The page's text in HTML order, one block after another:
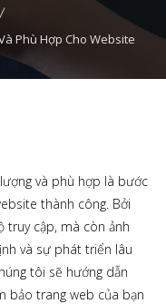
Phù Hợp Cho Website
và phù hợp là bước
thành công. Bởi
truy cập, mà còn ảnh
và sự phát triển lâu
tôi sẽ hướng dẫn
bảo trang web của bạn